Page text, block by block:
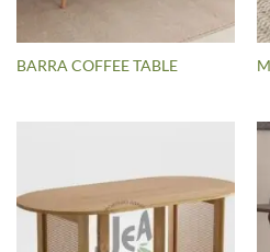
BARRA COFFEE TABLE